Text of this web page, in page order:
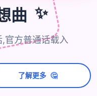
曲 ✨
官方普通话载入
了解更多 🤔